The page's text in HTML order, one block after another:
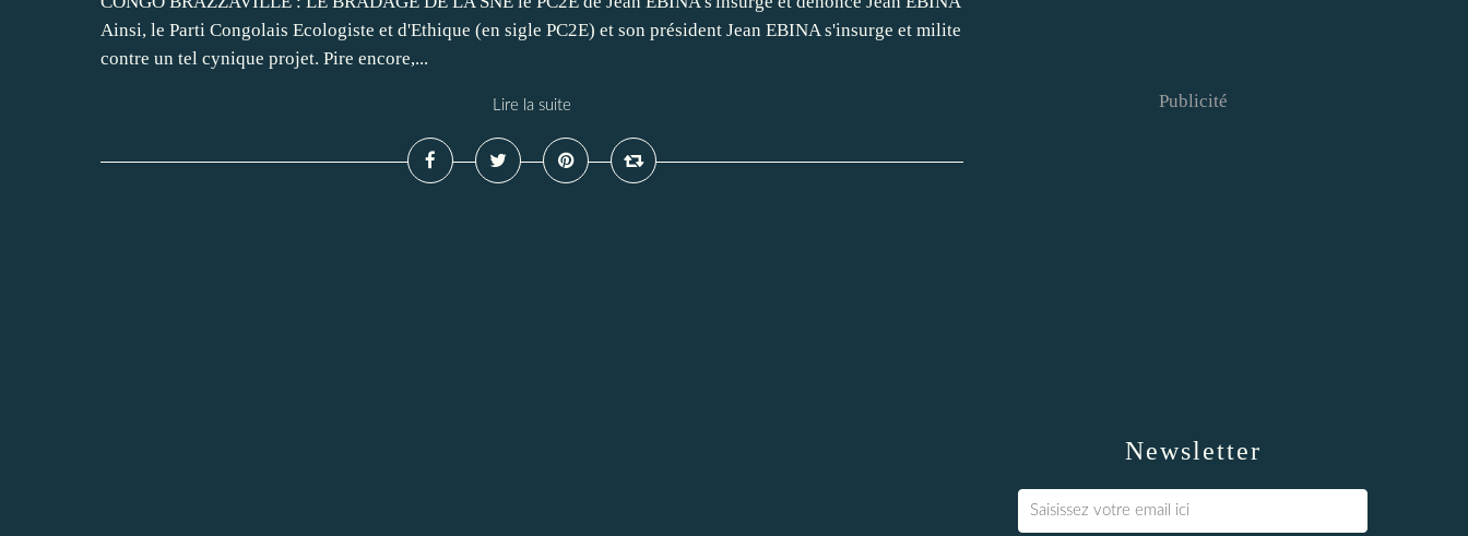
Ainsi, le Parti Congolais Ecologiste et d'Ethique (en sigle PC2E) et son président Jean EBINA s'insurge et milite
contre un tel cynique projet. Pire encore,...
Lire la suite
Newsletter
Publicité